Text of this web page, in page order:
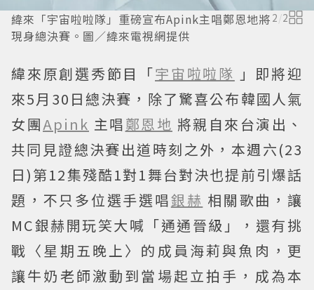
緯來「宇宙啦啦隊」重磅宣布Apink主唱鄭恩地將
現身總決賽。圖／緯來電視網提供
2/2
緯來原創選秀節目「宇宙啦啦隊 」即將迎
來5月30日總決賽，除了驚喜公布韓國人氣
女團Apink 主唱鄭恩地 將親自來台演出、
共同見證總決賽出道時刻之外，本週六(23
日)第12集殘酷1對1舞台對決也提前引爆話
題，不只多位選手選唱銀赫 相關歌曲，讓
MC銀赫開玩笑大喊「通通晉級」，還有挑
戰〈星期五晚上〉的成員海莉與魚肉，更
讓牛奶老師激動到當場起立拍手，成為本